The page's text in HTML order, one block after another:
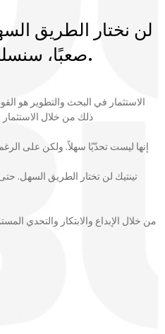
لن نختار الطريق
صعبًا، سنسلك الطريق الضروري.
الاستثمار في البحث والتطوير هو
ذلك من خلال
إنها ليست تحدّيًا سهلاً. ولكن على
تينتيك لن تختار الطريق السهل.
من خلال الإبداع والابتكار والتحدي